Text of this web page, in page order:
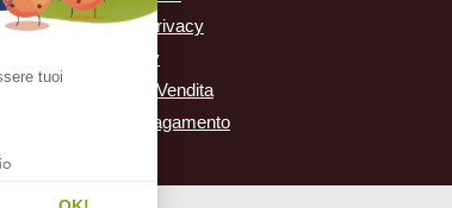
Informativa Privacy
Cookie Policy
Condizioni di Vendita
Modalità di Pagamento